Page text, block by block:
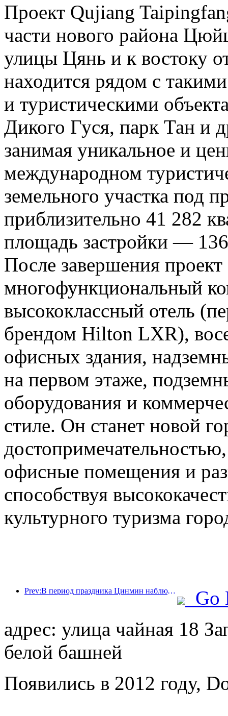
Проект Qujiang
части нового района
улицы Цянь и к востоку
находится рядом с
и туристическими
Дикого Гуся, парк Тан и
занимая уникальное и
международном
земельного участка под
приблизительно 41 282
площадь застройки —
После завершения проект
многофункциональный
высококлассный отель
брендом Hilton LXR),
офисных здания,
на первом этаже,
оборудования и
стиле. Он станет новой
офисные помещения и
способствуя
культурного туризма
Prev:В период праздника Цинмин наблюдался всплеск путешествий из-за продленных отпусков, а поездки и любование цветами способствовали увеличению числа посетителей во многих городах.
Go
адрес: улица чайная 18
белой башней
Появились в 2012 году,